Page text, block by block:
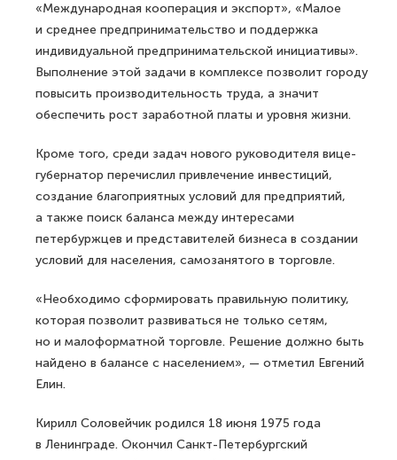
«Международная кооперация и экспорт», «Малое
и среднее предпринимательство и поддержка
индивидуальной предпринимательской инициативы».
Выполнение этой задачи в комплексе позволит городу
повысить производительность труда, а значит
обеспечить рост заработной платы и уровня жизни.
Кроме того, среди задач нового руководителя вице-
губернатор перечислил привлечение инвестиций,
создание благоприятных условий для предприятий,
а также поиск баланса между интересами
петербуржцев и представителей бизнеса в создании
условий для населения, самозанятого в торговле.
«Необходимо сформировать правильную политику,
которая позволит развиваться не только сетям,
но и малоформатной торговле. Решение должно быть
найдено в балансе с населением», — отметил Евгений
Елин.
Кирилл Соловейчик родился 18 июня 1975 года
в Ленинграде. Окончил Санкт-Петербургский